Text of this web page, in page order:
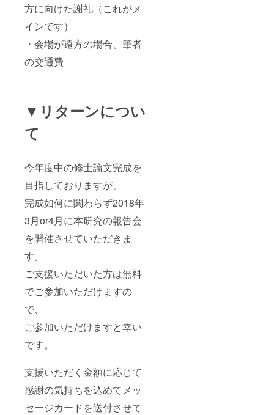
方に向けた謝礼（これがメ
インです）
・会場が遠方の場合、筆者
の交通費
▼リターンについ
て
今年度中の修士論文完成を
目指しておりますが、
完成如何に関わらず2018年
3月or4月に本研究の報告会
を開催させていただきま
す。
ご支援いただいた方は無料
でご参加いただけますの
で、
ご参加いただけますと幸い
です。
支援いただく金額に応じて
感謝の気持ちを込めてメッ
セージカードを送付させて